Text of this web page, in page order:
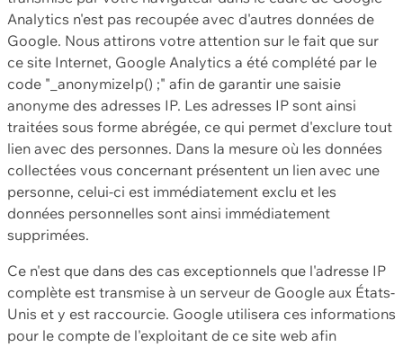
Analytics n'est pas recoupée avec d'autres données de
Google. Nous attirons votre attention sur le fait que sur
ce site Internet, Google Analytics a été complété par le
code "_anonymizeIp() ;" afin de garantir une saisie
anonyme des adresses IP. Les adresses IP sont ainsi
traitées sous forme abrégée, ce qui permet d'exclure tout
lien avec des personnes. Dans la mesure où les données
collectées vous concernant présentent un lien avec une
personne, celui-ci est immédiatement exclu et les
données personnelles sont ainsi immédiatement
supprimées.
Ce n'est que dans des cas exceptionnels que l'adresse IP
complète est transmise à un serveur de Google aux États-
Unis et y est raccourcie. Google utilisera ces informations
pour le compte de l'exploitant de ce site web afin